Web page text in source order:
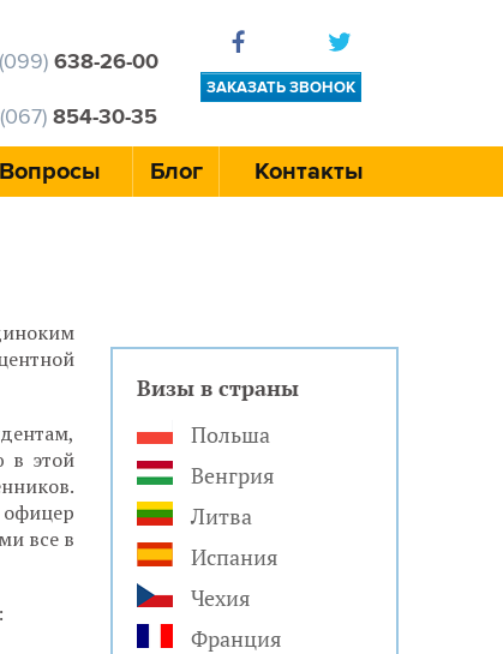
638-26-00
854-30-35
ЗАКАЗАТЬ ЗВОНОК
Вопросы Блог Контакты
в этой
все в
Визы в страны
Польша
Венгрия
Литва
Испания
Чехия
Франция